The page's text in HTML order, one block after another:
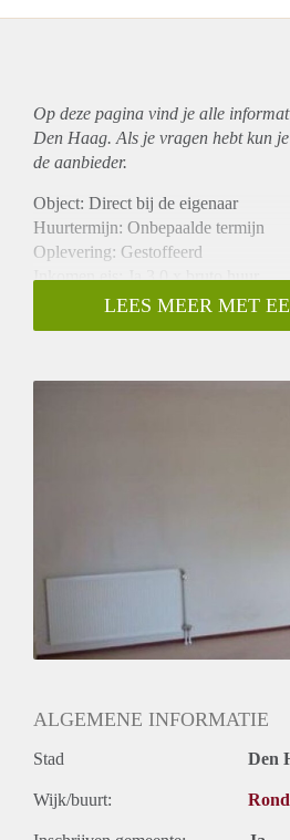
Op deze pagina vind je alle
Den Haag. Als je vragen hebt kun
de aanbieder.
Object: Direct bij de eigenaar
Huurtermijn: Onbepaalde termijn
Oplevering: Gestoffeerd
Inkomen eis: Ja 3,0 x bruto huur
Garantiestelling mogelijk: Ja
Borg: 1 maand
LEES MEER MET
ALGEMENE INFORMATIE
Stad Den
Wijk/buurt: